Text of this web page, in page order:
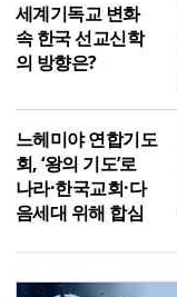
세계기독교 변화
속 한국 선교신학
의 방향은?
느헤미야 연합기도
회, ‘왕의 기도’로
나라·한국교회·다
음세대 위해 합심